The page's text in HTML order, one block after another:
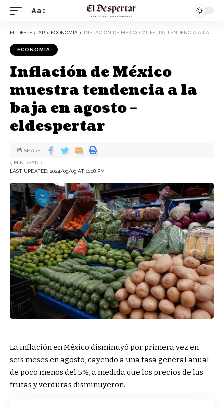
Aa
EL DESPERTAR > ECONOMÍA > INFLACIÓN DE MÉXICO MUESTRA TENDENCIA A LA BAJA EN AGOSTO – ELDESPERTAR
ECONOMÍA
Inflación de México
muestra tendencia a la
baja en agosto –
eldespertar
LAST UPDATED: 2024/09/09 AT 11:08 PM
5 MIN READ
SHARE
La inflación en México disminuyó por primera vez en
seis meses en agosto, cayendo a una tasa general anual
de poco menos del 5%, a medida que los precios de las
frutas y verduras disminuyeron.